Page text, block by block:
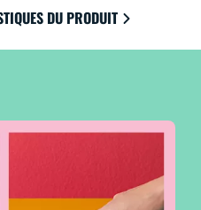
DU PRODUIT